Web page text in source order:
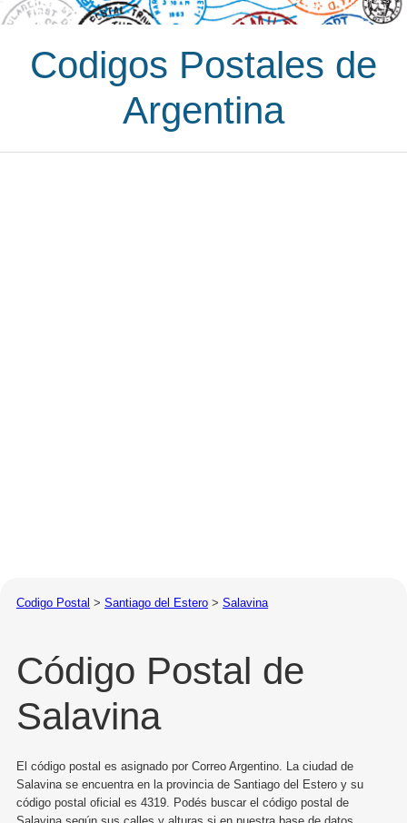
Codigos Postales de
Argentina
Codigo Postal > Santiago del Estero > Salavina
Código Postal de
Salavina
El código postal es asignado por Correo Argentino. La ciudad de
Salavina se encuentra en la provincia de Santiago del Estero y su
código postal oficial es 4319. Podés buscar el código postal de